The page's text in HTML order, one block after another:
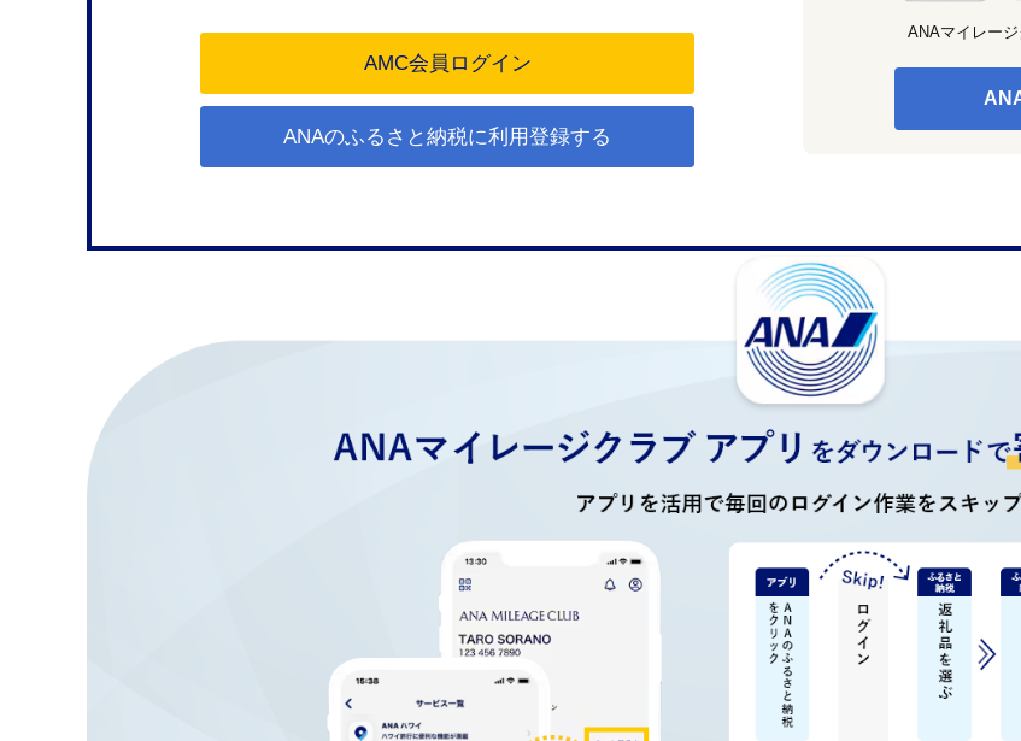
ANAのふるさと納税に利用登録する
ANAマイレー